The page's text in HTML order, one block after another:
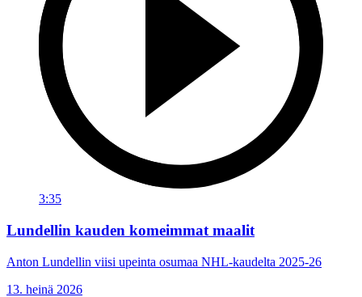
3:35
Lundellin kauden komeimmat maalit
Anton Lundellin viisi upeinta osumaa NHL-kaudelta 2025-26
13. heinä 2026